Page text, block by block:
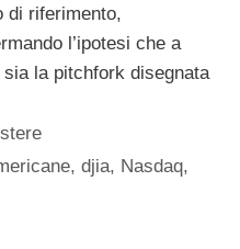
di riferimento,
l’ipotesi che a
la pitchfork disegnata
,djia, Nasdaq,